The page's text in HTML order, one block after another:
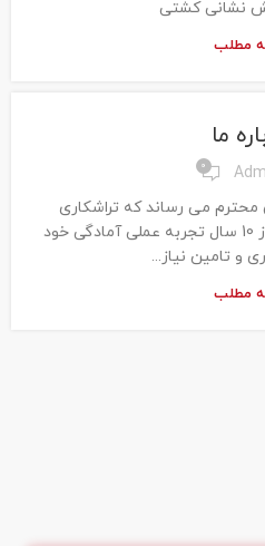
نشانی کشتی
مطلب
ما
0
محترم می رساند که تراشکاری
توحید با کادر مجرب و بیش از 10 سال تجربه عملی آمادگی خود
و تامین نیاز...
مطلب